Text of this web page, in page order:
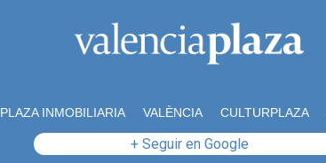
PLAZA INMOBILIARIA VALÈNCIA CULTURPLAZA
+ Seguir en Google